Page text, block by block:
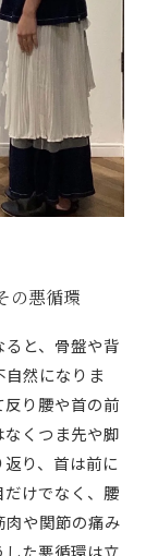
の悪循環
と、骨盤や背
然になりま
り腰や首の前
くつま先や脚
り、首は前に
けでなく、腰
や関節の痛み
た悪循環は立